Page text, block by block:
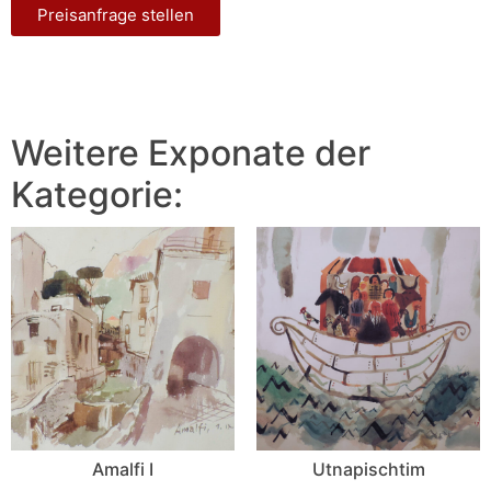
Preisanfrage stellen
Weitere Exponate der
Kategorie:
Amalfi I Utnapischtim